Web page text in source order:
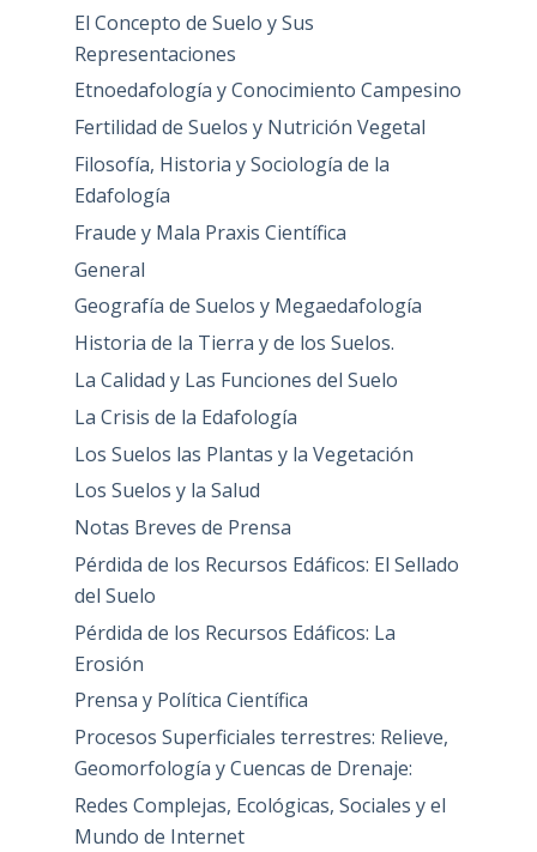
El Concepto de Suelo y Sus
Representaciones
Etnoedafología y Conocimiento Campesino
Fertilidad de Suelos y Nutrición Vegetal
Filosofía, Historia y Sociología de la
Edafología
Fraude y Mala Praxis Científica
General
Geografía de Suelos y Megaedafología
Historia de la Tierra y de los Suelos.
La Calidad y Las Funciones del Suelo
La Crisis de la Edafología
Los Suelos las Plantas y la Vegetación
Los Suelos y la Salud
Notas Breves de Prensa
Pérdida de los Recursos Edáficos: El Sellado
del Suelo
Pérdida de los Recursos Edáficos: La
Erosión
Prensa y Política Científica
Procesos Superficiales terrestres: Relieve,
Geomorfología y Cuencas de Drenaje:
Redes Complejas, Ecológicas, Sociales y el
Mundo de Internet